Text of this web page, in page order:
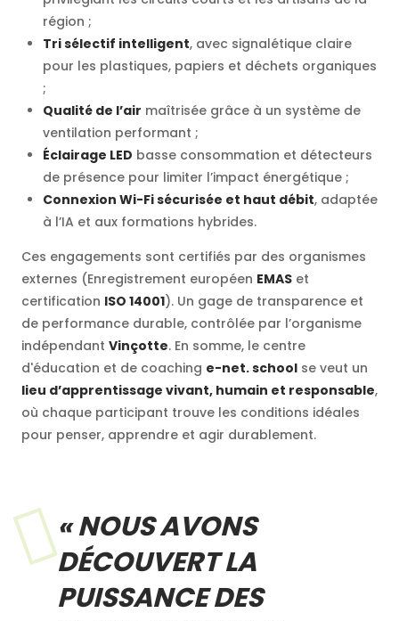
région ;
Tri sélectif intelligent, avec signalétique claire
pour les plastiques, papiers et déchets organiques
;
Qualité de l’air maîtrisée grâce à un système de
ventilation performant ;
Éclairage LED basse consommation et détecteurs
de présence pour limiter l’impact énergétique ;
Connexion Wi-Fi sécurisée et haut débit, adaptée
à l’IA et aux formations hybrides.
Ces engagements sont certifiés par des organismes
externes (Enregistrement européen EMAS et
certification ISO 14001). Un gage de transparence et
de performance durable, contrôlée par l’organisme
indépendant Vinçotte. En somme, le centre
d'éducation et de coaching e-net. school se veut un
lieu d’apprentissage vivant, humain et responsable,
où chaque participant trouve les conditions idéales
pour penser, apprendre et agir durablement.
«NOUS AVONS
DÉCOUVERT LA
PUISSANCE DES